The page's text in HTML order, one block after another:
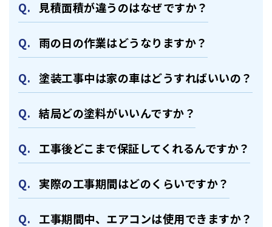
⾒積⾯積が違うのはなぜですか？
⾬の日の作業はどうなりますか？
塗装⼯事中は家の⾞はどうすればいいの？
結局どの塗料がいいんですか？
⼯事後どこまで保証してくれるんですか？
実際の⼯事期間はどのくらいですか？
⼯事期間中、エアコンは使⽤できますか？